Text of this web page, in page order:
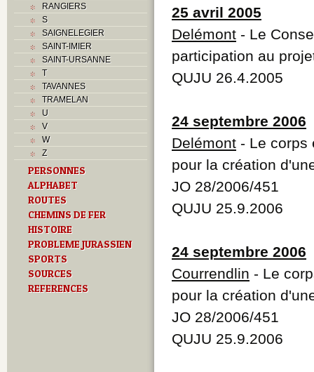
RANGIERS
S
SAIGNELEGIER
SAINT-IMIER
SAINT-URSANNE
T
TAVANNES
TRAMELAN
U
V
W
Z
PERSONNES
ALPHABET
ROUTES
CHEMINS DE FER
HISTOIRE
PROBLEME JURASSIEN
SPORTS
SOURCES
REFERENCES
25 avril 2005
Delémont - Le
participation au
QUJU 26.4.2005
24 septembre 2006
Delémont - Le corps
pour la création
JO 28/2006/451
QUJU 25.9.2006
24 septembre 2006
Courrendlin - Le
pour la création
JO 28/2006/451
QUJU 25.9.2006